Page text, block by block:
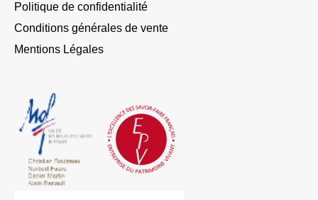
Politique de confidentialité
Conditions générales de vente
Mentions Légales